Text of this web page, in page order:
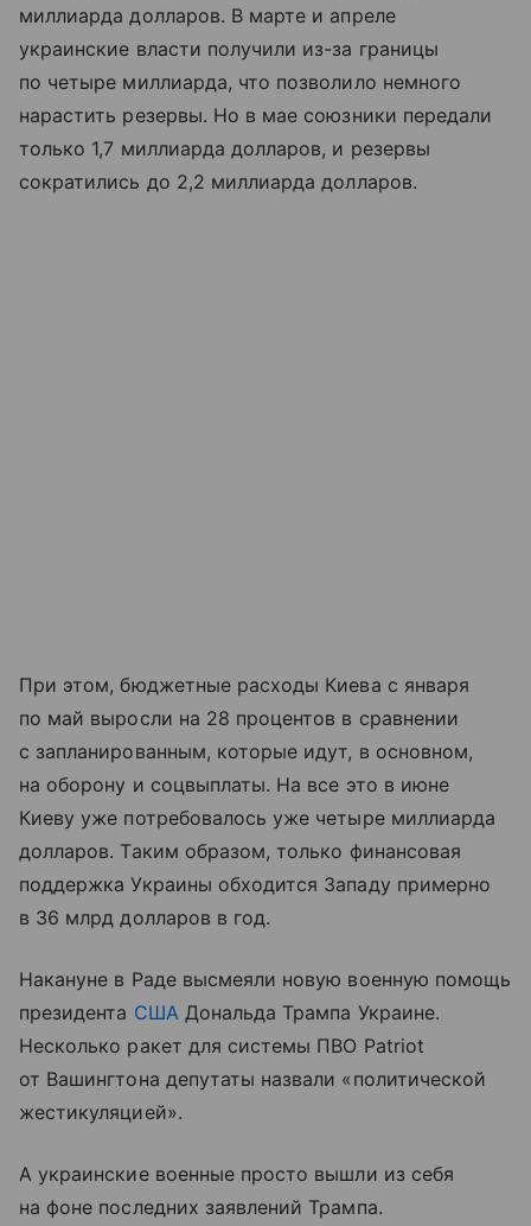
миллиарда долларов. В марте и апреле
украинские власти получили из-за границы
по четыре миллиарда, что позволило немного
нарастить резервы. Но в мае союзники передали
только 1,7 миллиарда долларов, и резервы
сократились до 2,2 миллиарда долларов.
При этом, бюджетные расходы Киева с января
по май выросли на 28 процентов в сравнении
с запланированным, которые идут, в основном,
на оборону и соцвыплаты. На все это в июне
Киеву уже потребовалось уже четыре миллиарда
долларов. Таким образом, только финансовая
поддержка Украины обходится Западу примерно
в 36 млрд долларов в год.
Накануне в Раде высмеяли новую военную помощь
президента США Дональда Трампа Украине.
Несколько ракет для системы ПВО Patriot
от Вашингтона депутаты назвали «политической
жестикуляцией».
А украинские военные просто вышли из себя
на фоне последних заявлений Трампа.